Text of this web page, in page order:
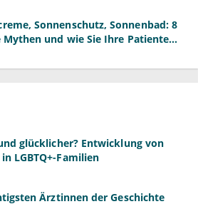
Sonnenschutz, Sonnenbad: 8
und wie Sie Ihre Patienten
glücklicher? Entwicklung von
LGBTQ+-Familien
Ärztinnen der Geschichte